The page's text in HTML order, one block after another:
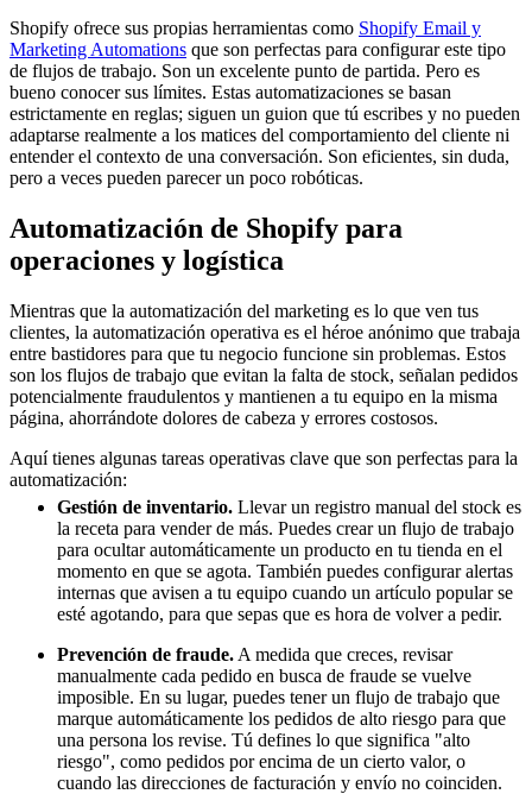
Shopify ofrece sus propias herramientas como Shopify Email y
Marketing Automations que son perfectas para configurar este tipo
de flujos de trabajo. Son un excelente punto de partida. Pero es
bueno conocer sus límites. Estas automatizaciones se basan
estrictamente en reglas; siguen un guion que tú escribes y no pueden
adaptarse realmente a los matices del comportamiento del cliente ni
entender el contexto de una conversación. Son eficientes, sin duda,
pero a veces pueden parecer un poco robóticas.
Automatización de Shopify para
operaciones y logística
Mientras que la automatización del marketing es lo que ven tus
clientes, la automatización operativa es el héroe anónimo que trabaja
entre bastidores para que tu negocio funcione sin problemas. Estos
son los flujos de trabajo que evitan la falta de stock, señalan pedidos
potencialmente fraudulentos y mantienen a tu equipo en la misma
página, ahorrándote dolores de cabeza y errores costosos.
Aquí tienes algunas tareas operativas clave que son perfectas para la
automatización:
Gestión de inventario. Llevar un registro manual del stock es
la receta para vender de más. Puedes crear un flujo de trabajo
para ocultar automáticamente un producto en tu tienda en el
momento en que se agota. También puedes configurar alertas
internas que avisen a tu equipo cuando un artículo popular se
esté agotando, para que sepas que es hora de volver a pedir.
Prevención de fraude. A medida que creces, revisar
manualmente cada pedido en busca de fraude se vuelve
imposible. En su lugar, puedes tener un flujo de trabajo que
marque automáticamente los pedidos de alto riesgo para que
una persona los revise. Tú defines lo que significa "alto
riesgo", como pedidos por encima de un cierto valor, o
cuando las direcciones de facturación y envío no coinciden.